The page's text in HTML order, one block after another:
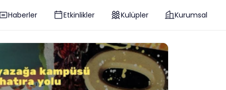
Haberler Etkinlikler Kulüpler Kurumsal